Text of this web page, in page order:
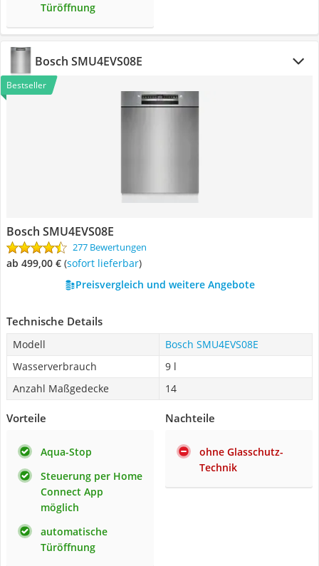
Türöffnung
Bosch SMU4EVS08E
Bestseller
Bosch SMU4EVS08E
277 Bewertungen
ab 499,00 € ( Sofort lieferbar)
Preisvergleich und weitere Angebote
Technische Details
Modell
Bosch SMU4EVS08E
Wasserverbrauch
9 l
Anzahl Maßgedecke
14
Vorteile
Aqua-Stop
Steuerung per Home
Connect App
möglich
automatische
Türöffnung
Nachteile
ohne Glasschutz-
Technik